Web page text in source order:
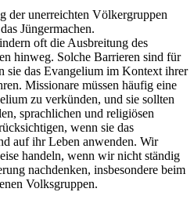
der unerreichten Völkergruppen
Jüngermachen.
oft die Ausbreitung des
hinweg. Solche Barrieren sind für
sie das Evangelium im Kontext ihrer
Missionare müssen häufig eine
zu verkünden, und sie sollten
sprachlichen und religiösen
wenn sie das
auf ihr Leben anwenden. Wir
handeln, wenn wir nicht ständig
nachdenken, insbesondere beim
Volksgruppen.